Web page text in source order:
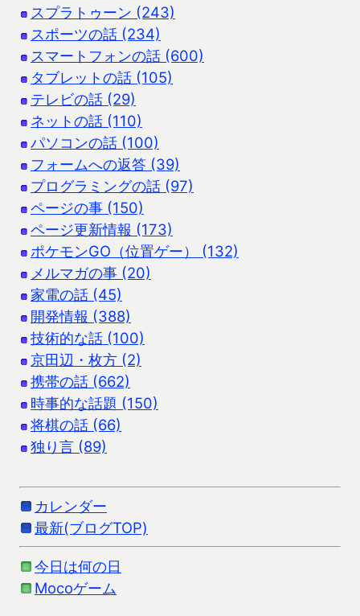
スプラトゥーン (243)
スポーツの話 (234)
スマートフォンの話 (600)
タブレットの話 (105)
テレビの話 (29)
ネットの話 (110)
パソコンの話 (100)
フォームへの返答 (39)
プログラミングの話 (97)
ページの事 (150)
ページ更新情報 (173)
ポケモンGO（位置ゲー） (132)
メルマガの事 (20)
家電の話 (45)
開発情報 (388)
技術的な話 (100)
京田辺・枚方 (2)
携帯の話 (662)
時事的な話題 (150)
将棋の話 (66)
独り言 (89)
カレンダー
最新(ブログTOP)
今日は何の日
Mocoゲーム